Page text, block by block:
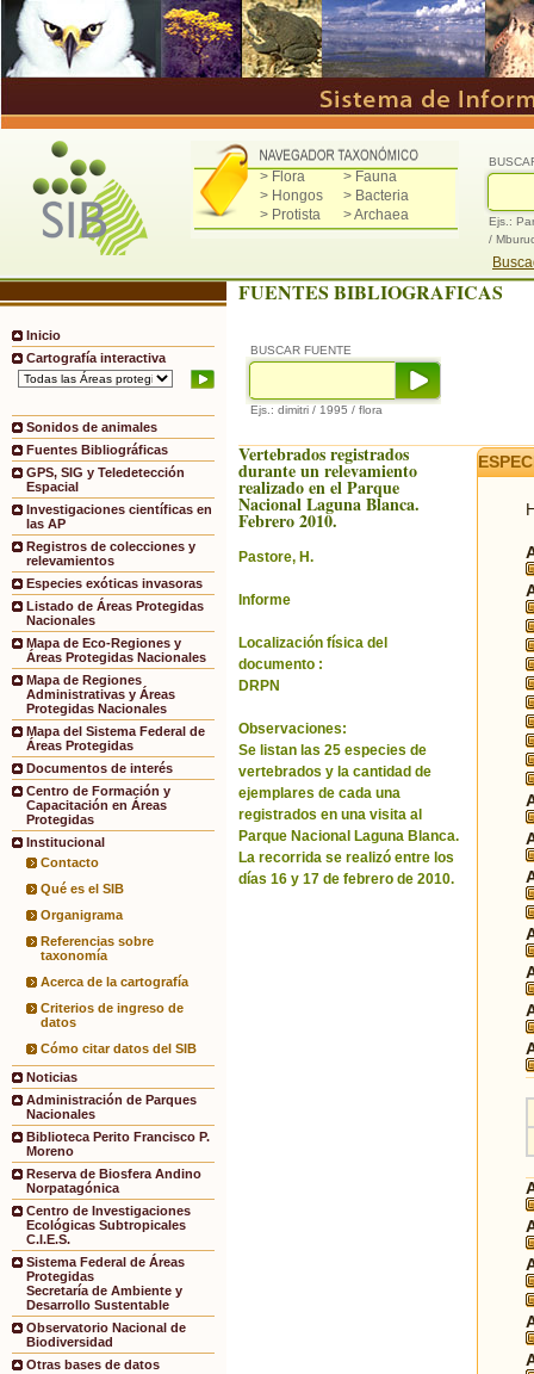
> Flora
> Fauna
> Hongos
> Bacteria
> Protista
> Archaea
Ejs.:
/
Inicio
Cartografía interactiva
Sonidos de animales
Fuentes Bibliográficas
GPS, SIG y Teledetección
Espacial
Investigaciones científicas en
las AP
Registros de colecciones y
relevamientos
Especies exóticas invasoras
Listado de Áreas Protegidas
Nacionales
Mapa de Eco-Regiones y
Áreas Protegidas Nacionales
Mapa de Regiones
Administrativas y Áreas
Protegidas Nacionales
Mapa del Sistema Federal de
Áreas Protegidas
Documentos de interés
Centro de Formación y
Capacitación en Áreas
Protegidas
Institucional
Contacto
Qué es el SIB
Organigrama
Referencias sobre
taxonomía
Acerca de la cartografía
Criterios de ingreso de
datos
Cómo citar datos del SIB
Noticias
Administración de Parques
Nacionales
Biblioteca Perito Francisco P.
Moreno
Reserva de Biosfera Andino
Norpatagónica
Centro de Investigaciones
Ecológicas Subtropicales
C.I.E.S.
Sistema Federal de Áreas
Protegidas
Secretaría de Ambiente y
Desarrollo Sustentable
Observatorio Nacional de
Biodiversidad
Otras bases de datos
FUENTES BIBLIOGRAFICAS
BUSCAR FUENTE
Ejs.: dimitri / 1995 / flora
Vertebrados registrados
durante un relevamiento
realizado en el Parque
Nacional Laguna Blanca.
Febrero 2010.
Pastore, H.
Informe
Localización física del
documento :
DRPN
Observaciones:
Se listan las 25 especies de
vertebrados y la cantidad de
ejemplares de cada una
registrados en una visita al
Parque Nacional Laguna Blanca.
La recorrida se realizó entre los
días 16 y 17 de febrero de 2010.